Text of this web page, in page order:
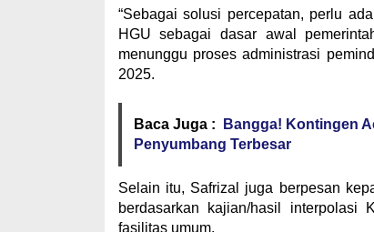
“Sebagai solusi percepatan, perlu
HGU sebagai dasar awal
menunggu proses administrasi
2025.
Baca Juga :
Bangga! Kontingen
Penyumbang Terbesar
Selain itu, Safrizal juga berpesan
berdasarkan kajian/hasil interpolasi
fasilitas umum.